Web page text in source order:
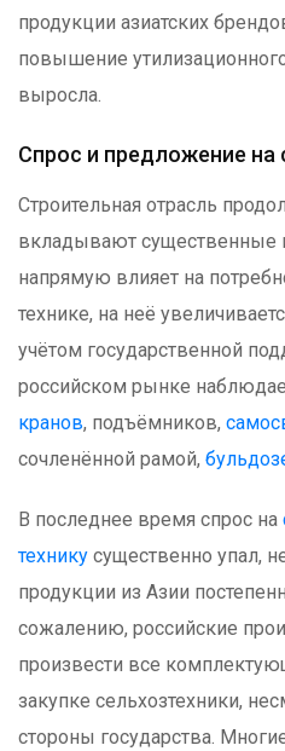
продукции азиатских
повышение
выросла.
Спрос и предложение на
Строительная отрасль
вкладывают существенные
напрямую влияет на
технике, на неё
учётом государственной
российском рынке
кранов, подъёмников,
сочленённой рамой,
В последнее время спрос на
технику существенно упал,
продукции из Азии
сожалению, российские
произвести все
закупке сельхозтехники,
стороны государства.